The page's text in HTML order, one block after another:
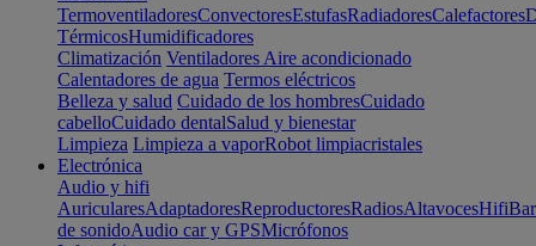
TermoventiladoresConvectoresEstufasRadiadoresCalefactores
TérmicosHumidificadores
Climatización Ventiladores Aire acondicionado
Calentadores de agua Termos eléctricos
Belleza y salud Cuidado de los hombresCuidado
cabelloCuidado dentalSalud y bienestar
Limpieza Limpieza a vaporRobot limpiacristales
Electrónica
Audio y hifi
AuricularesAdaptadoresReproductoresRadiosAltavocesHifi
de sonidoAudio car y GPSMicrófonos